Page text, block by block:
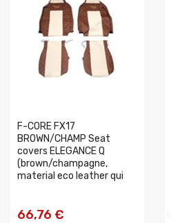
F-CORE FX17
BROWN/CHAMP Seat
covers ELEGANCE Q
(brown/champagne,
material eco leather qui
66,76 €